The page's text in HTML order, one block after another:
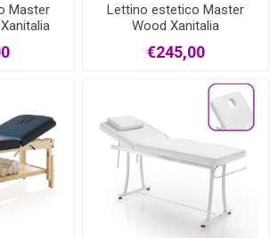
Master
Lettino estetico Master
Wood Xanitalia
€245,00